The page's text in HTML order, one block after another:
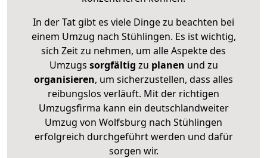
In der Tat gibt es viele Dinge zu beachten bei
einem Umzug nach Stühlingen. Es ist wichtig,
sich Zeit zu nehmen, um alle Aspekte des
Umzugs sorgfältig zu planen und zu
organisieren, um sicherzustellen, dass alles
reibungslos verläuft. Mit der richtigen
Umzugsfirma kann ein deutschlandweiter
Umzug von Wolfsburg nach Stühlingen
erfolgreich durchgeführt werden und dafür
sorgen wir.